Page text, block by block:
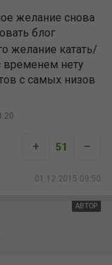
желание снова
блог
желание катать/
временем нету
с самых низов
01.12.2015 09:50
+ 51 –
АВТОР